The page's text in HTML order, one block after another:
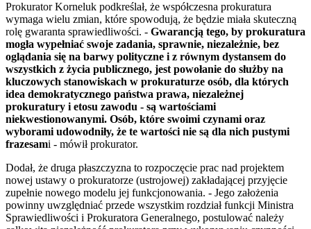
Prokurator Korneluk podkreślał, że współczesna prokuratura
wymaga wielu zmian, które spowodują, że będzie miała skuteczną
rolę gwaranta sprawiedliwości. - Gwarancją tego, by prokuratura
mogła wypełniać swoje zadania, sprawnie, niezależnie, bez
oglądania się na barwy polityczne i z równym dystansem do
wszystkich z życia publicznego, jest powołanie do służby na
kluczowych stanowiskach w prokuraturze osób, dla których
idea demokratycznego państwa prawa, niezależnej
prokuratury i etosu zawodu - są wartościami
niekwestionowanymi. Osób, które swoimi czynami oraz
wyborami udowodniły, że te wartości nie są dla nich pustymi
frazesami - mówił prokurator.
Dodał, że druga płaszczyzna to rozpoczęcie prac nad projektem
nowej ustawy o prokuratorze (ustrojowej) zakładającej przyjęcie
zupełnie nowego modelu jej funkcjonowania. - Jego założenia
powinny uwzględniać przede wszystkim rozdział funkcji Ministra
Sprawiedliwości i Prokuratora Generalnego, postulować należy